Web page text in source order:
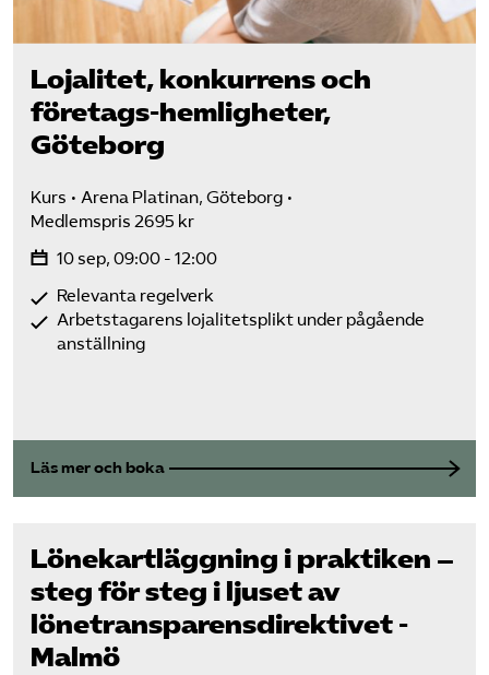
Lojalitet, konkurrens och
företags-hemligheter,
Göteborg
Kurs
Arena Platinan, Göteborg
Medlemspris 2695 kr
10 sep, 09:00 - 12:00
Relevanta regelverk
Arbetstagarens lojalitetsplikt under pågående
anställning
Läs mer och boka
Lönekartläggning i praktiken –
steg för steg i ljuset av
lönetransparens­direktivet -
Malmö